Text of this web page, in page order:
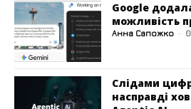
Google
можливість
Анна Сапожко -
Слідами
насправді